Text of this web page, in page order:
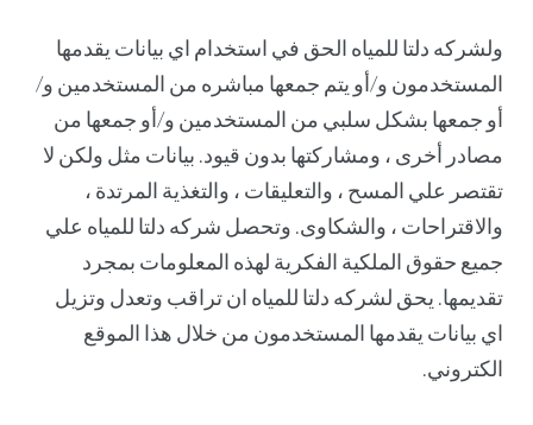
ولشركه دلتا للمياه الحق في استخدام اي بيانات يقدمها
المستخدمون و/أو يتم جمعها مباشره من المستخدمين و/
أو جمعها بشكل سلبي من المستخدمين و/أو جمعها من
مصادر أخرى ، ومشاركتها بدون قيود. بيانات مثل ولكن لا
تقتصر علي المسح ، والتعليقات ، والتغذية المرتدة ،
والاقتراحات ، والشكاوى. وتحصل شركه دلتا للمياه علي
جميع حقوق الملكية الفكرية لهذه المعلومات بمجرد
تقديمها. يحق لشركه دلتا للمياه ان تراقب وتعدل وتزيل
اي بيانات يقدمها المستخدمون من خلال هذا الموقع
الكتروني.